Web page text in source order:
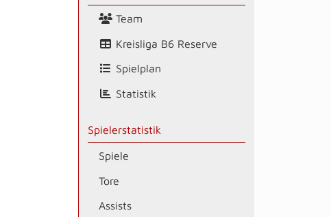
Team
Kreisliga B6 Reserve
Spielplan
Statistik
Spielerstatistik
Spiele
Tore
Assists